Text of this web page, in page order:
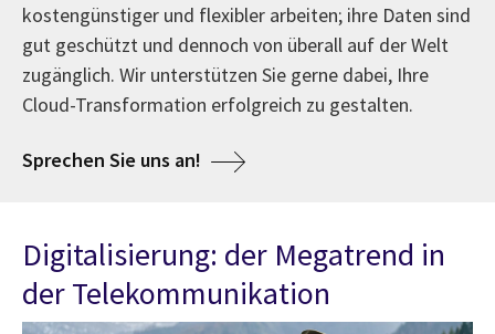
kostengünstiger und flexibler arbeiten; ihre Daten sind
gut geschützt und dennoch von überall auf der Welt
zugänglich. Wir unterstützen Sie gerne dabei, Ihre
Cloud-Transformation erfolgreich zu gestalten.
Sprechen Sie uns an!
Digitalisierung: der Megatrend in
der Telekommunikation